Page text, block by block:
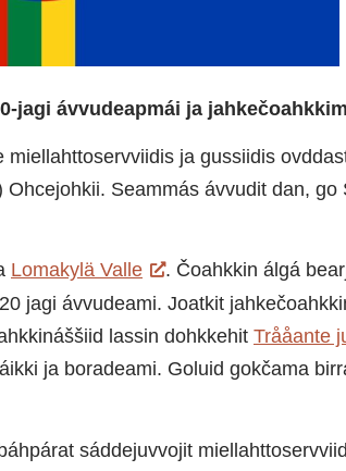
jagi ávvudeapmái ja
miellahttoservviidis ja gussiidis
Ohcejohkii. Seammás ávvudit dan,
Lomakylä Valle
. Čoahkkin álgá
jagi ávvudeami. Joatkit
lassin dohkkehit Trååante
ja boradeami. Goluid gokčama
sáddejuvvojit